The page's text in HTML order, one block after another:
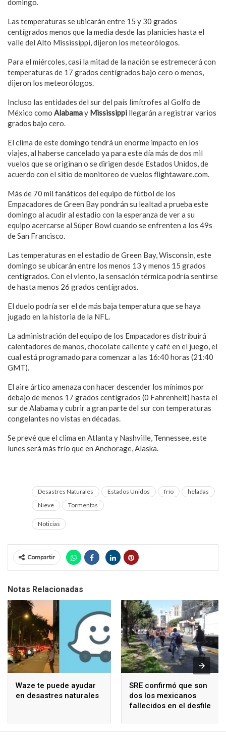
domingo.
Las temperaturas se ubicarán entre 15 y 30 grados
centígrados menos que la media desde las planicies hasta el
valle del Alto Mississippi, dijeron los meteorólogos.
Para el miércoles, casi la mitad de la nación se estremecerá con
temperaturas de 17 grados centígrados bajo cero o menos,
dijeron los meteorólogos.
Incluso las entidades del sur del país limítrofes al Golfo de
México como Alabamay Mississippi llegarán a registrar varios
grados bajo cero.
El clima de este domingo tendrá un enorme impacto en los
viajes, al haberse cancelado ya para este día más de dos mil
vuelos que se originan o se dirigen desde Estados Unidos, de
acuerdo con el sitio de monitoreo de vuelos flightaware.com.
Más de 70 mil fanáticos del equipo de fútbol de los
Empacadores de Green Bay pondrán su lealtad a prueba este
domingo al acudir al estadio con la esperanza de ver a su
equipo acercarse al Súper Bowl cuando se enfrenten a los 49s
de San Francisco.
Las temperaturas en el estadio de Green Bay, Wisconsin, este
domingo se ubicarán entre los menos 13 y menos 15 grados
centígrados. Con el viento, la sensación térmica podría sentirse
de hasta menos 26 grados centígrados.
El duelo podría ser el de más baja temperatura que se haya
jugado en la historia de la NFL.
La administración del equipo de los Empacadores distribuirá
calentadores de manos, chocolate caliente y café en el juego, el
cual está programado para comenzar a las 16:40 horas (21:40
GMT).
El aire ártico amenaza con hacer descender los mínimos por
debajo de menos 17 grados centígrados (0 Fahrenheit) hasta el
sur de Alabama y cubrir a gran parte del sur con temperaturas
congelantes no vistas en décadas.
Se prevé que el clima en Atlanta y Nashville, Tennessee, este
lunes será más frío que en Anchorage, Alaska.
Desastres Naturales Estados Unidos frío
heladas
Nieve
Tormentas
Noticias
Compartir
Notas Relacionadas
Waze te puede ayudar
en desastres naturales
SRE confirmó que son
dos los mexicanos
fallecidos en el desfile